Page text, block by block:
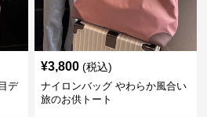
デ
¥3,800 (税込)
ナイロンバッグ やわらか風合い
旅のお供トート